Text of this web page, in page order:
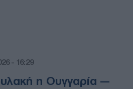
- 16:29
η Ουγγαρία —